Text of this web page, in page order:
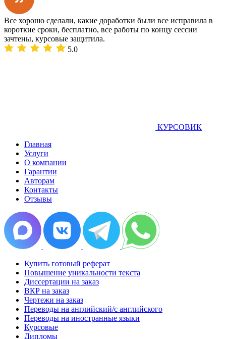
Все хорошо сделали, какие доработки были все исправила в
короткие сроки, бесплатно, все работы по концу сессии
зачтены, курсовые защитила.
5.0
КУРСОВИК
Главная
Услуги
О компании
Гарантии
Авторам
Контакты
Отзывы
Купить готовый реферат
Повышение уникальности текста
Диссертации на заказ
ВКР на заказ
Чертежи на заказ
Переводы на английский/с английского
Переводы на иностранные языки
Курсовые
Дипломы